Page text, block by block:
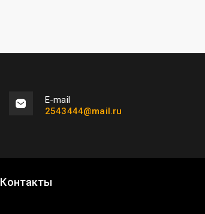
Е-mail
2543444@mail.ru
Контакты